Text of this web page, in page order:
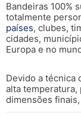
Bandeiras 100%
totalmente
países, clubes,
cidades,
Europa e no
Devido a técnica
alta
dimensões